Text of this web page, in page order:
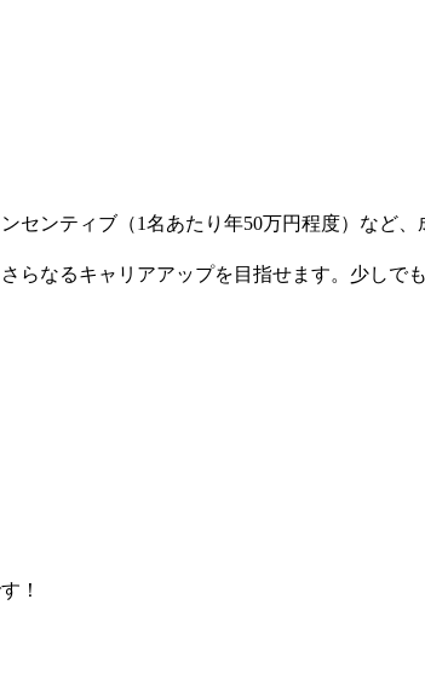
ンティブ（1名あたり年50万円程度）など
なるキャリアアップを目指せます。少しで
！